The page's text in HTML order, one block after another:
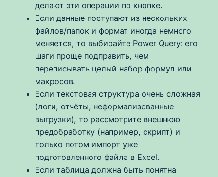
делают эти операции по кнопке.
Если данные поступают из нескольких
файлов/папок и формат иногда немного
меняется, то выбирайте Power Query: его
шаги проще подправить, чем
переписывать целый набор формул или
макросов.
Если текстовая структура очень сложная
(логи, отчёты, неформализованные
выгрузки), то рассмотрите внешнюю
предобработку (например, скрипт) и
только потом импорт уже
подготовленного файла в Excel.
Если таблица должна быть понятна